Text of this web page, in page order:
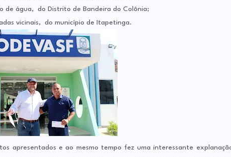
água, do Distrito de Bandeira do Colônia;
vicinais, do município de Itapetinga.
apresentados e ao mesmo tempo fez uma interessante